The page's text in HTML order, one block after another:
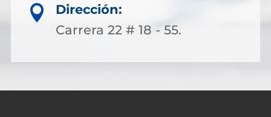

Dirección:
Carrera 22 # 18 - 55.